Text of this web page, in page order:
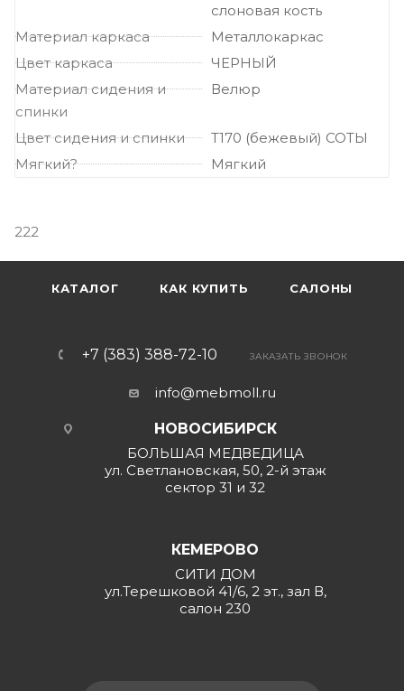
слоновая кость
Материал каркаса
Металлокаркас
Цвет каркаса
ЧЕРНЫЙ
Материал сидения и
спинки
Велюр
Цвет сидения и спинки
Т170 (бежевый) СОТЫ
Мягкий?
Мягкий
222
КАТАЛОГ КАК КУПИТЬ САЛОНЫ
+7 (383) 388-72-10 ЗАКАЗАТЬ ЗВОНОК
info@mebmoll.ru
НОВОСИБИРСК
БОЛЬШАЯ МЕДВЕДИЦА
ул. Светлановская, 50, 2-й этаж
сектор 31 и 32
КЕМЕРОВО
СИТИ ДОМ
ул.Терешковой 41/6, 2 эт., зал В,
салон 230